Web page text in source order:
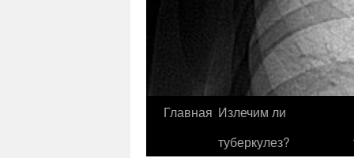
Главная Излечим ли
туберкулез?